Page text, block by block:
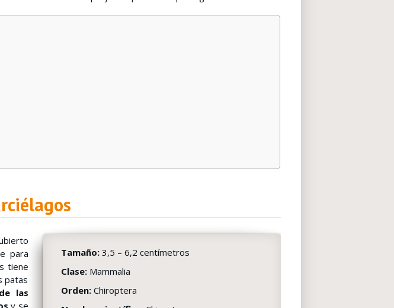
Tamaño: 3,5 – 6,2 centímetros
Clase: Mammalia
Orden: Chiroptera
para
tiene
patas
las
y se